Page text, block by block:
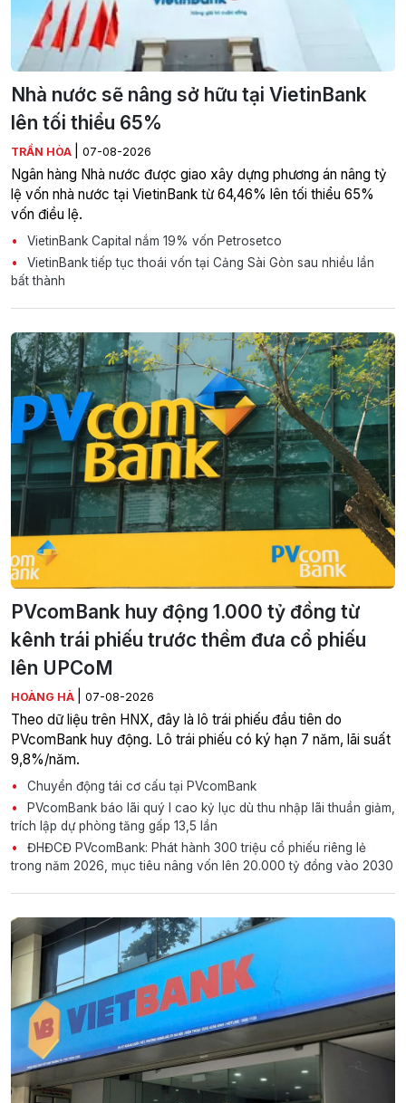
Nhà nước sẽ nâng sở hữu tại VietinBank
lên tối thiểu 65%
TRẦN HÒA 07-08-2026
Ngân hàng Nhà nước được giao xây dựng phương án nâng tỷ
lệ vốn nhà nước tại VietinBank từ 64,46% lên tối thiểu 65%
vốn điều lệ.
VietinBank Capital nắm 19% vốn Petrosetco
VietinBank tiếp tục thoái vốn tại Cảng Sài Gòn sau nhiều lần
bất thành
PVcomBank huy động 1.000 tỷ đồng từ
kênh trái phiếu trước thềm đưa cổ phiếu
lên UPCoM
HOÀNG HÀ 07-08-2026
Theo dữ liệu trên HNX, đây là lô trái phiếu đầu tiên do
PVcomBank huy động. Lô trái phiếu có ký hạn 7 năm, lãi suất
9,8%/năm.
Chuyển động tái cơ cấu tại PVcomBank
PVcomBank báo lãi quý I cao kỷ lục dù thu nhập lãi thuần giảm,
trích lập dự phòng tăng gấp 13,5 lần
ĐHĐCĐ PVcomBank: Phát hành 300 triệu cổ phiếu riêng lẻ
trong năm 2026, mục tiêu nâng vốn lên 20.000 tỷ đồng vào 2030